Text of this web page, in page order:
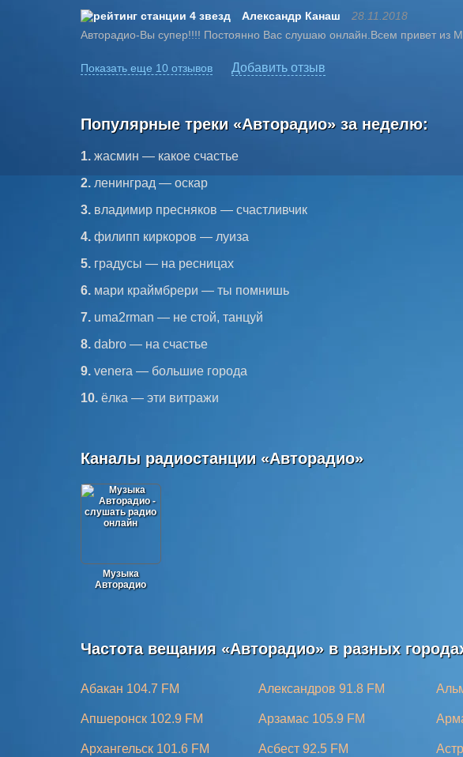
Александр Канаш
28.11.2018
Авторадио-Вы супер!!!! Постоянно Вас слушаю онлайн.Всем привет из
Показать еще 10 отзывов Добавить отзыв
Популярные треки «Авторадио» за неделю:
1. жасмин — какое счастье
2. ленинград — оскар
3. владимир пресняков — счастливчик
4. филипп киркоров — луиза
5. градусы — на ресницах
6. мари краймбрери — ты помнишь
7. uma2rman — не стой, танцуй
8. dabro — на счастье
9. venera — большие города
10. ёлка — эти витражи
Каналы радиостанции «Авторадио»
Музыка
Авторадио
Частота вещания «Авторадио» в разных
Абакан 104.7 FM Александров 91.8 FM
Апшеронск 102.9 FM Арзамас 105.9 FM
Архангельск 101.6 FM Асбест 92.5 FM